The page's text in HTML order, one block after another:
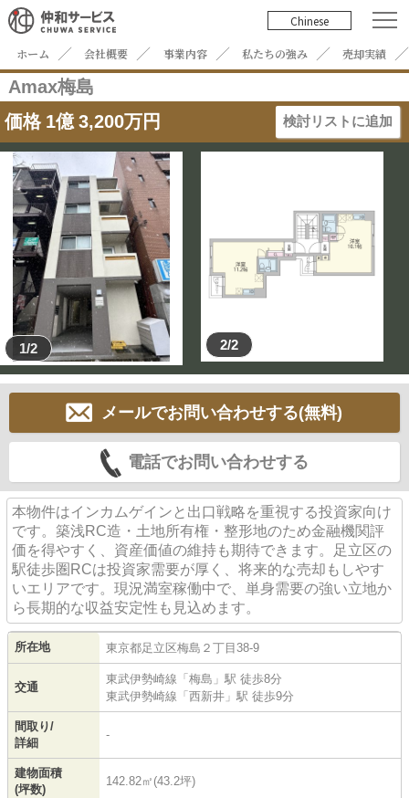
Chinese
ホーム 会社概要 事業内容 私たちの強み 売却実績
Amax梅島
価格 1億 3,200万円 検討リストに追加
1/2 2/2
メールでお問い合わせする(無料)
電話でお問い合わせする
本物件はインカムゲインと出口戦略を重視する投資家向け
です。築浅RC造・土地所有権・整形地のため金融機関評
価を得やすく、資産価値の維持も期待できます。足立区の
駅徒歩圏RCは投資家需要が厚く、将来的な売却もしやす
いエリアです。現況満室稼働中で、単身需要の強い立地か
ら長期的な収益安定性も見込めます。
所在地 東京都足立区梅島 ２丁目38-9
交通
東武伊勢崎線 「 梅島 」駅 徒歩8分
東武伊勢崎線 「 西新井 」駅 徒歩9分
間取り/
詳細
-
建物面積
(坪数)
142.82㎡(43.2坪)